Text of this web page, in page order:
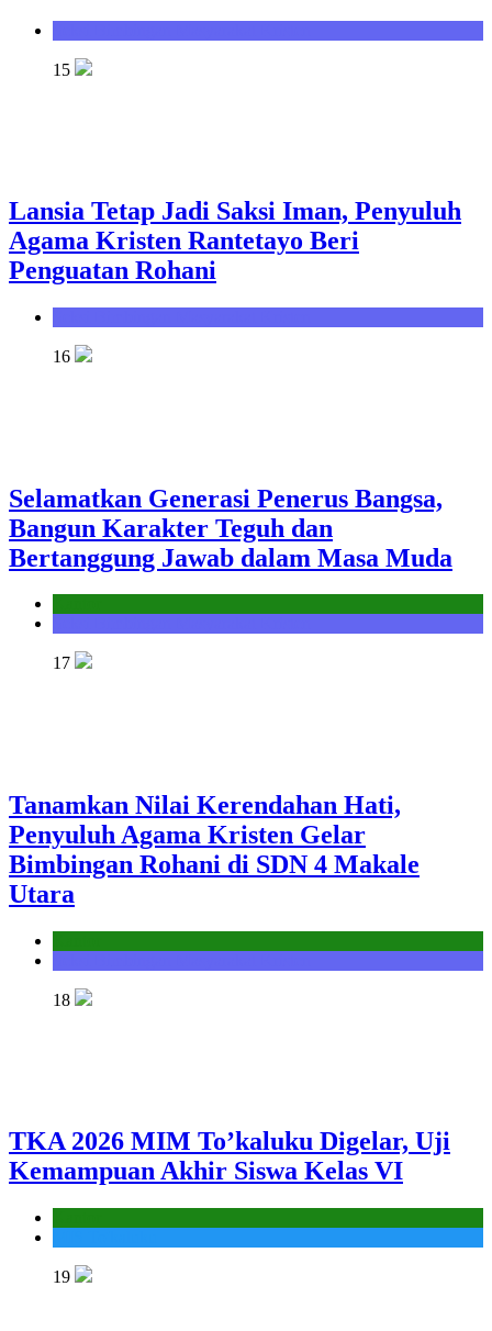
15
Lansia Tetap Jadi Saksi Iman, Penyuluh
Agama Kristen Rantetayo Beri
Penguatan Rohani
16
Selamatkan Generasi Penerus Bangsa,
Bangun Karakter Teguh dan
Bertanggung Jawab dalam Masa Muda
17
Tanamkan Nilai Kerendahan Hati,
Penyuluh Agama Kristen Gelar
Bimbingan Rohani di SDN 4 Makale
Utara
18
TKA 2026 MIM To’kaluku Digelar, Uji
Kemampuan Akhir Siswa Kelas VI
19